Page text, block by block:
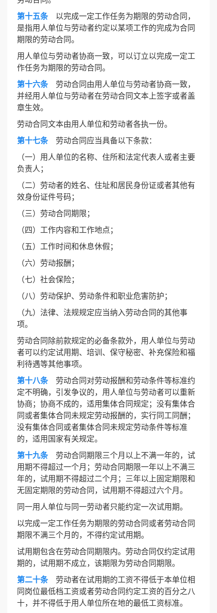
第十五条以完成一定工作任务为期限的劳动合同，
是指用人单位与劳动者约定以某项工作的完成为合同
期限的劳动合同。
用人单位与劳动者协商一致，可以订立以完成一定工
作任务为期限的劳动合同。
第十六条劳动合同由用人单位与劳动者协商一致，
并经用人单位与劳动者在劳动合同文本上签字或者盖
章生效。
劳动合同文本由用人单位和劳动者各执一份。
第十七条劳动合同应当具备以下条款：
（一）用人单位的名称、住所和法定代表人或者主要
负责人；
（二）劳动者的姓名、住址和居民身份证或者其他有
效身份证件号码；
（三）劳动合同期限；
（四）工作内容和工作地点；
（五）工作时间和休息休假；
（六）劳动报酬；
（七）社会保险；
（八）劳动保护、劳动条件和职业危害防护；
（九）法律、法规规定应当纳入劳动合同的其他事
项。
劳动合同除前款规定的必备条款外，用人单位与劳动
者可以约定试用期、培训、保守秘密、补充保险和福
利待遇等其他事项。
第十八条劳动合同对劳动报酬和劳动条件等标准约
定不明确，引发争议的，用人单位与劳动者可以重新
协商；协商不成的，适用集体合同规定；没有集体合
同或者集体合同未规定劳动报酬的，实行同工同酬；
没有集体合同或者集体合同未规定劳动条件等标准
的，适用国家有关规定。
第十九条劳动合同期限三个月以上不满一年的，试
用期不得超过一个月；劳动合同期限一年以上不满三
年的，试用期不得超过二个月；三年以上固定期限和
无固定期限的劳动合同，试用期不得超过六个月。
同一用人单位与同一劳动者只能约定一次试用期。
以完成一定工作任务为期限的劳动合同或者劳动合同
期限不满三个月的，不得约定试用期。
试用期包含在劳动合同期限内。劳动合同仅约定试用
期的，试用期不成立，该期限为劳动合同期限。
第二十条劳动者在试用期的工资不得低于本单位相
同岗位最低档工资或者劳动合同约定工资的百分之八
十，并不得低于用人单位所在地的最低工资标准。